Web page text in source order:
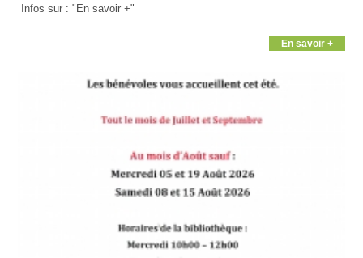
Infos sur : "En savoir +"
En savoir +